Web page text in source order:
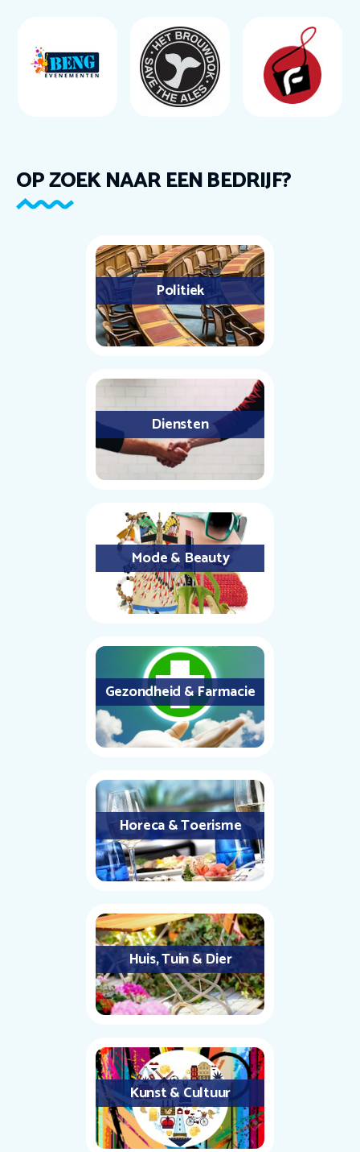
OP ZOEK NAAR EEN BEDRIJF?
Politiek
Diensten
Mode & Beauty
Gezondheid & Farmacie
Horeca & Toerisme
Huis, Tuin & Dier
Kunst & Cultuur